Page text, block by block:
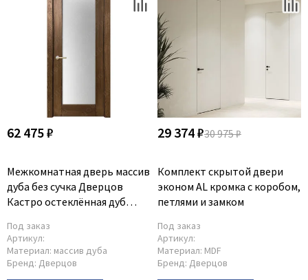
62 475 ₽
Межкомнатная дверь массив
дуба без сучка Дверцов
Кастро остеклённая дуб
Под заказ
Артикул:
Материал: массив дуба
Бренд: Дверцов
29 374 ₽30 975 ₽
Комплект скрытой двери
эконом AL кромка с коробом,
петлями и замком
Под заказ
Артикул:
Материал: MDF
Бренд: Дверцов